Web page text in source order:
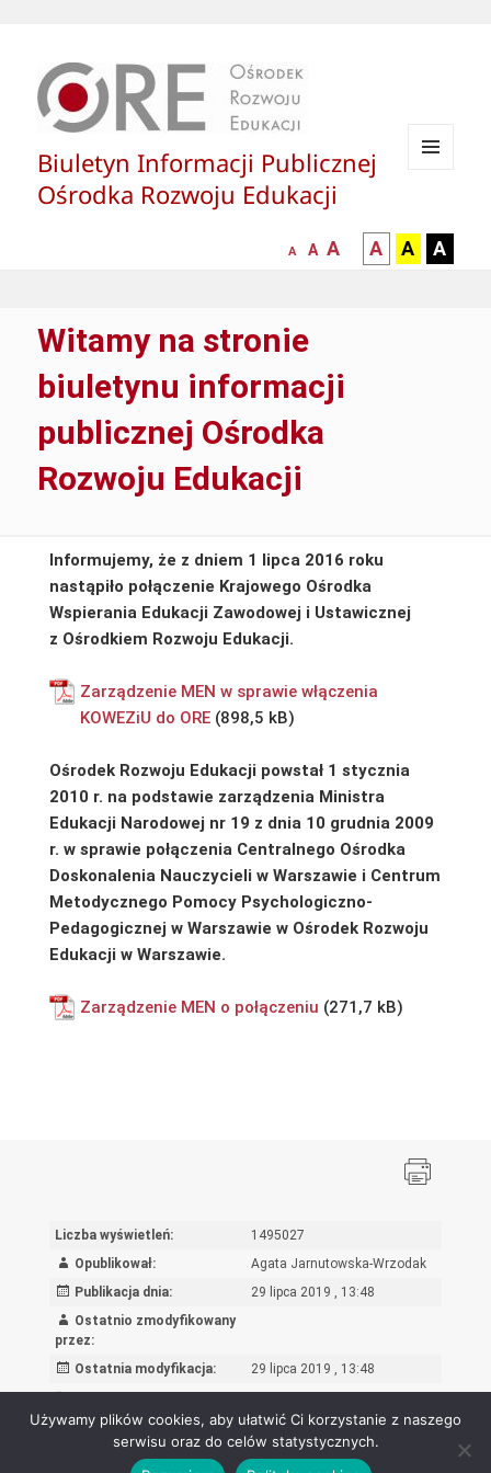
Biuletyn Informacji Publicznej
Ośrodka Rozwoju Edukacji
mniejsza
A
normalna
A
większa-
czcionka
A
kontrast
czarny
A
kontrast
czarny
A
żółty
A
Witamy na stronie
biuletynu informacji
publicznej Ośrodka
Rozwoju Edukacji
Informujemy, że z dniem 1 lipca 2016 roku
nastąpiło połączenie Krajowego Ośrodka
Wspierania Edukacji Zawodowej i Ustawicznej
z Ośrodkiem Rozwoju Edukacji.
Zarządzenie MEN w sprawie włączenia
KOWEZiU do ORE
Ośrodek Rozwoju Edukacji powstał 1 stycznia
2010 r. na podstawie zarządzenia Ministra
Edukacji Narodowej nr 19 z dnia 10 grudnia 2009
r. w sprawie połączenia Centralnego Ośrodka
Doskonalenia Nauczycieli w Warszawie i Centrum
Metodycznego Pomocy Psychologiczno-
Pedagogicznej w Warszawie w Ośrodek Rozwoju
Edukacji w Warszawie.
Zarządzenie MEN o połączeniu
Liczba wyświetleń:
1495027
Opublikował:
Agata Jarnutowska-Wrzodak
Publikacja dnia:
29 lipca 2019 , 13:48
Ostatnio zmodyfikowany
przez:
Ostatnia modyfikacja:
29 lipca 2019 , 13:48
Rejestr zmian
Używamy plików cookies, aby ułatwić Ci korzystanie z naszego
serwisu oraz do celów statystycznych.